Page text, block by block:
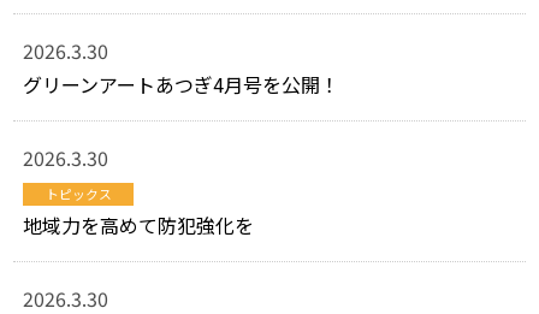
2026.3.30
グリーンアートあつぎ4月号を公開！
2026.3.30
トピックス
地域力を高めて防犯強化を
2026.3.30